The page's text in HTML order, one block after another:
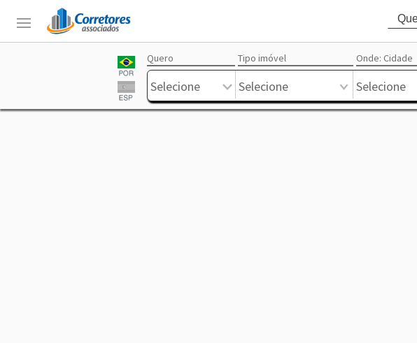
Anuncie Trabalhe Livre Circular
attach_money
Mercado
Quero Tipo imóvel Onde: Cidade
Selecione Selecione Selecione